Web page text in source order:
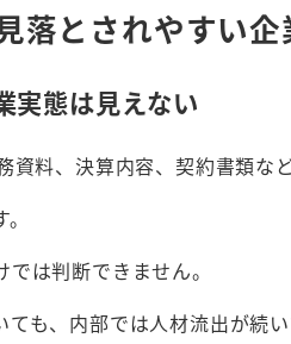
落とされやすい企
実態は見えない
料、決算内容、契約書類な
は判断できません。
も、内部では人材流出が続い